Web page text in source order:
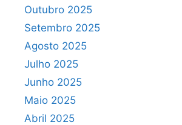
Outubro 2025
Setembro 2025
Agosto 2025
Julho 2025
Junho 2025
Maio 2025
Abril 2025